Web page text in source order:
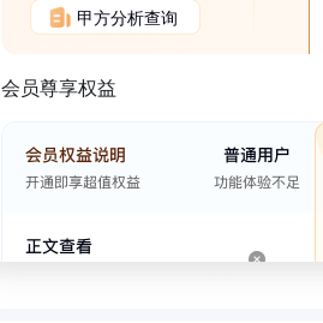
甲方分析查询
会员尊享权益